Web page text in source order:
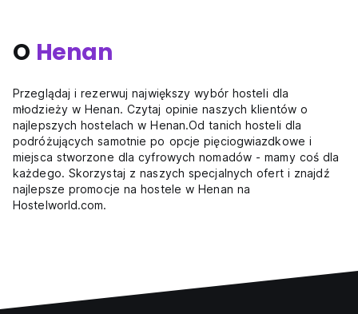
O Henan
Przeglądaj i rezerwuj największy wybór hosteli dla
młodzieży w Henan. Czytaj opinie naszych klientów o
najlepszych hostelach w Henan.Od tanich hosteli dla
podróżujących samotnie po opcje pięciogwiazdkowe i
miejsca stworzone dla cyfrowych nomadów - mamy coś dla
każdego. Skorzystaj z naszych specjalnych ofert i znajdź
najlepsze promocje na hostele w Henan na
Hostelworld.com.